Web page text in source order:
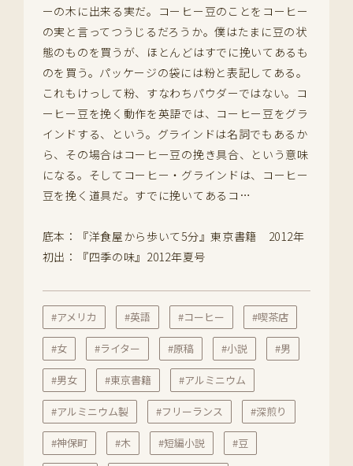
ーの木に出来る実だ。コーヒー豆のことをコーヒー
の実と言ってつうじるだろうか。僕はたまに豆の状
態のものを買うが、ほとんどはすでに挽いてあるも
のを買う。パッケージの袋には粉と表記してある。
これもけっして粉、すなわちパウダーではない。コ
ーヒー豆を挽く動作を英語では、コーヒー豆をグラ
インドする、という。グラインドは名詞でもあるか
ら、その場合はコーヒー豆の挽き具合、という意味
になる。そしてコーヒー・グラインドは、コーヒー
豆を挽く道具だ。すでに挽いてあるコ…
底本：『洋食屋から歩いて5分』東京書籍 2012年
初出：『四季の味』2012年夏号
#アメリカ #英語 #コーヒー #喫茶店
#女 #ライター #原稿 #小説 #男
#男女 #東京書籍 #アルミニウム
#アルミニウム製 #フリーランス #深煎り
#神保町 #木 #短編小説 #豆